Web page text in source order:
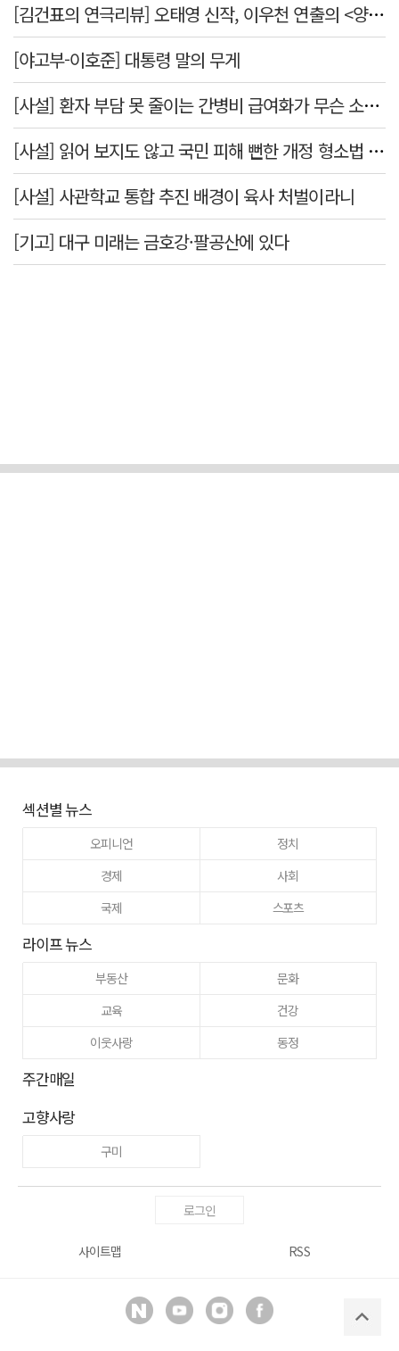
[김건표의 연극리뷰] 오태영 신작, 이우천 연출의 <양은 양순하다>"국민을 온순한 양으로 길들이는 전체주의적 정치의 알레고리"
[야고부-이호준] 대통령 말의 무게
[사설] 환자 부담 못 줄이는 간병비 급여화가 무슨 소용인가
[사설] 읽어 보지도 않고 국민 피해 뻔한 개정 형소법 공포한 대통령
[사설] 사관학교 통합 추진 배경이 육사 처벌이라니
[기고] 대구 미래는 금호강·팔공산에 있다
섹션별 뉴스
오피니언
정치
경제
사회
국제
스포츠
라이프 뉴스
부동산
문화
교육
건강
이웃사랑
동정
주간매일
고향사랑
구미
로그인
사이트맵 RSS